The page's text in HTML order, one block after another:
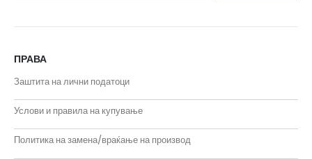
ПРАВА
Заштита на лични податоци
Услови и правила на купување
Политика на замена/враќање на производ